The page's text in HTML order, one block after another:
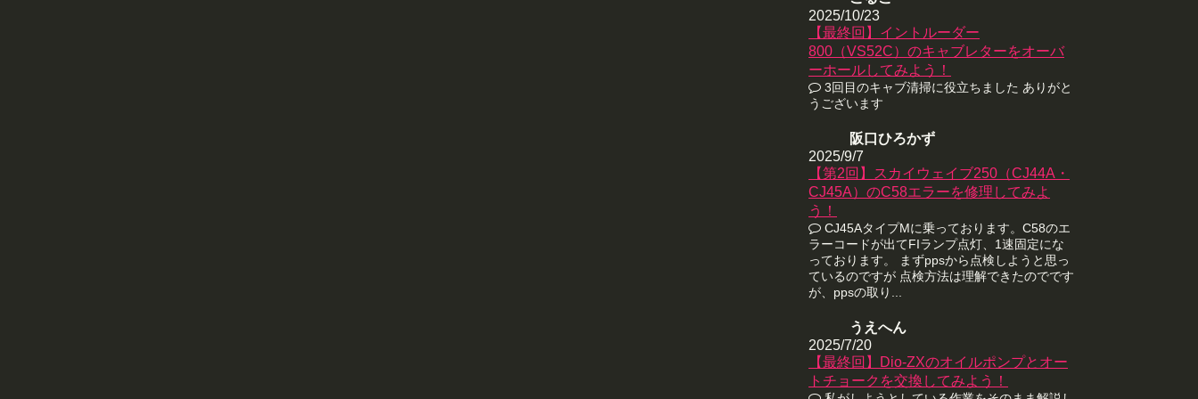
2025/10/23
【最終回】イントルーダー
800（VS52C）のキャブレターをオーバ
ーホールしてみよう！
3回目のキャブ清掃に役立ちました ありがと
うございます
阪口ひろかず
2025/9/7
【第2回】スカイウェイブ250（CJ44A・
CJ45A）のC58エラーを修理してみよ
う！
CJ45AタイプMに乗っております。C58のエ
ラーコードが出てFIランプ点灯、1速固定にな
っております。 まずppsから点検しようと思っ
ているのですが 点検方法は理解できたのでです
が、ppsの取り...
うえへん
2025/7/20
【最終回】Dio-ZXのオイルポンプとオー
トチョークを交換してみよう！